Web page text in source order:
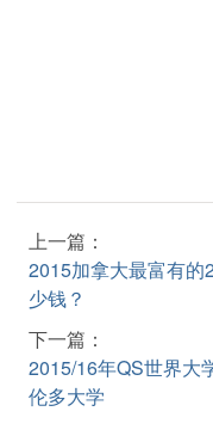
上一篇：
2015加拿大最富有的
少钱？
下一篇：
2015/16年QS世界大
伦多大学